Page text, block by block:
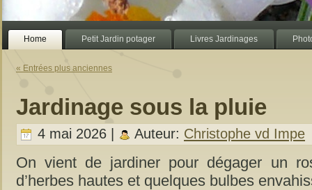
Home Petit Jardin potager Livres Jardinages
« Entrées plus anciennes
Jardinage sous la pluie
4 mai 2026 | Auteur: Christophe vd Impe
On vient de jardiner pour dégager un
d’herbes hautes et quelques bulbes